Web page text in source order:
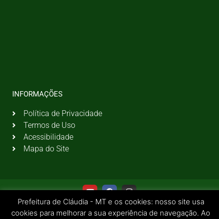
INFORMAÇÕES
Política de Privacidade
Termos de Uso
Acessibilidade
Mapa do Site
Prefeitura de Cláudia - MT e os cookies: nosso site usa
cookies para melhorar a sua experiência de navegação. Ao